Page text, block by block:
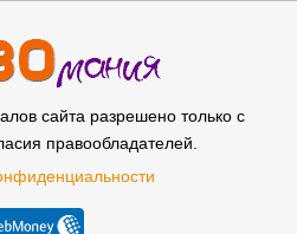
сайта разрешено только с
правообладателей.